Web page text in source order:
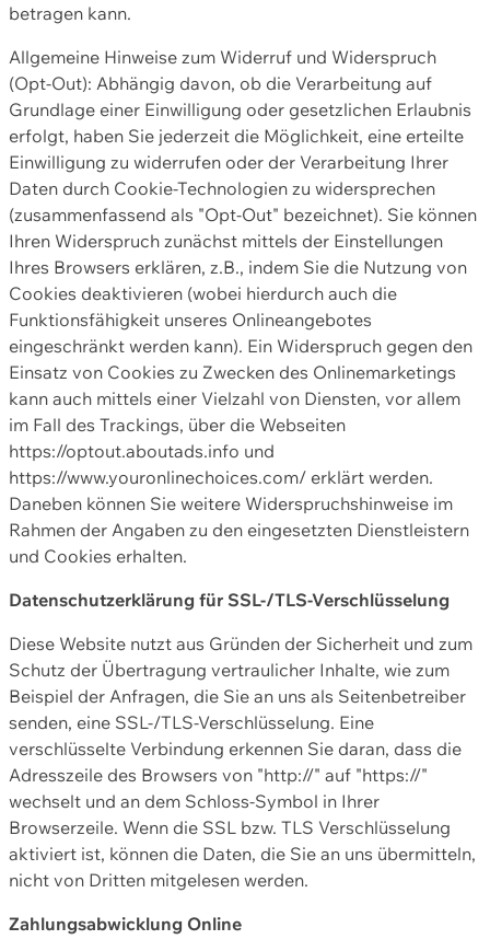
betragen kann.
Allgemeine Hinweise zum Widerruf und Widerspruch
(Opt-Out): Abhängig davon, ob die Verarbeitung auf
Grundlage einer Einwilligung oder gesetzlichen Erlaubnis
erfolgt, haben Sie jederzeit die Möglichkeit, eine erteilte
Einwilligung zu widerrufen oder der Verarbeitung Ihrer
Daten durch Cookie-Technologien zu widersprechen
(zusammenfassend als "Opt-Out" bezeichnet). Sie können
Ihren Widerspruch zunächst mittels der Einstellungen
Ihres Browsers erklären, z.B., indem Sie die Nutzung von
Cookies deaktivieren (wobei hierdurch auch die
Funktionsfähigkeit unseres Onlineangebotes
eingeschränkt werden kann). Ein Widerspruch gegen den
Einsatz von Cookies zu Zwecken des Onlinemarketings
kann auch mittels einer Vielzahl von Diensten, vor allem
im Fall des Trackings, über die Webseiten
https://optout.aboutads.info und
https://www.youronlinechoices.com/ erklärt werden.
Daneben können Sie weitere Widerspruchshinweise im
Rahmen der Angaben zu den eingesetzten Dienstleistern
und Cookies erhalten.
Datenschutzerklärung für SSL-/TLS-Verschlüsselung
Diese Website nutzt aus Gründen der Sicherheit und zum
Schutz der Übertragung vertraulicher Inhalte, wie zum
Beispiel der Anfragen, die Sie an uns als Seitenbetreiber
senden, eine SSL-/TLS-Verschlüsselung. Eine
verschlüsselte Verbindung erkennen Sie daran, dass die
Adresszeile des Browsers von "http://" auf "https://"
wechselt und an dem Schloss-Symbol in Ihrer
Browserzeile. Wenn die SSL bzw. TLS Verschlüsselung
aktiviert ist, können die Daten, die Sie an uns übermitteln,
nicht von Dritten mitgelesen werden.
Zahlungsabwicklung Online